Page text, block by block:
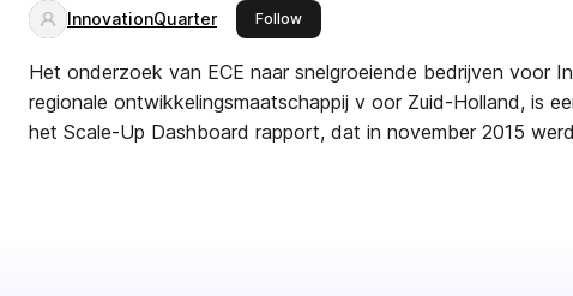
InnovationQuarter Followthis publisher
Het onderzoek van ECE naar snelgroeiende bedrijven voor
regionale ontwikkelingsmaatschappij v oor Zuid-Holland, is
het Scale-Up Dashboard rapport, dat in november 2015